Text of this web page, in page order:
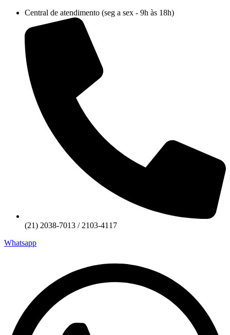
conteúdo
Central de atendimento (seg a sex - 9h às 18h)
(21) 2038-7013 / 2103-4117
Whatsapp